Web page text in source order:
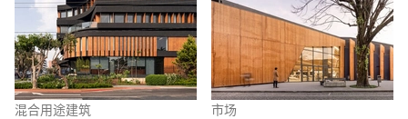
混合用途建筑
市场